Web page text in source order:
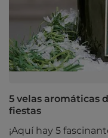
5 velas aromáticas
fiestas
¡Aquí hay 5